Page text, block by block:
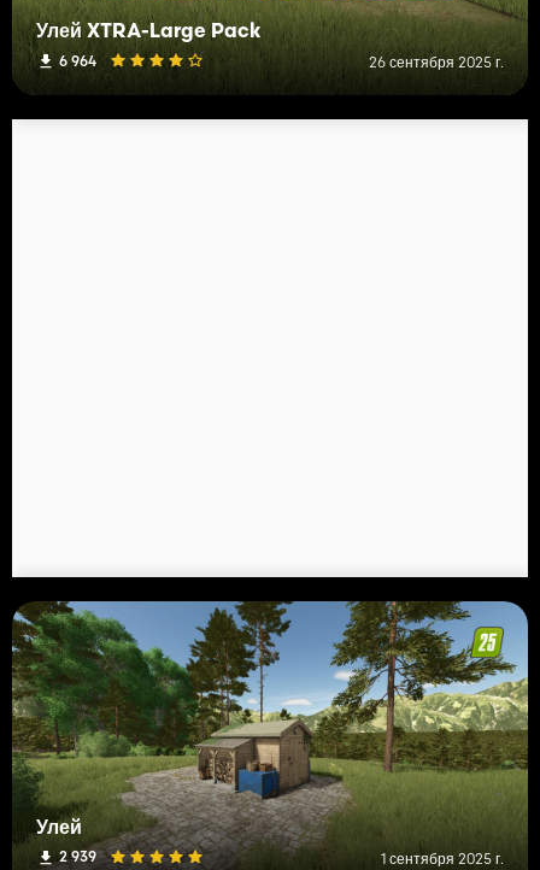
Улей XTRA-Large Pack
6 964 26 сентября 2025 г.
Улей
2 939 1 сентября 2025 г.